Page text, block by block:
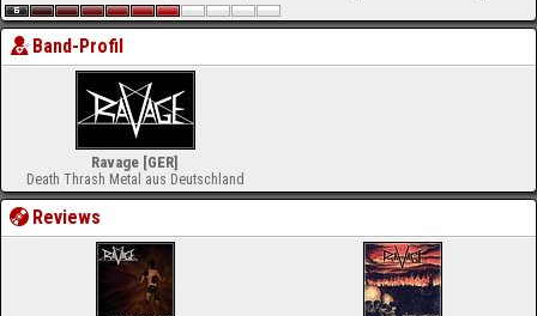
Band-Profil
Ravage [GER]
Death Thrash Metal aus Deutschland
Reviews